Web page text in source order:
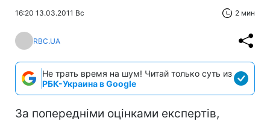
16:20 13.03.2011 Вс 2 мин
RBC.UA
Не трать время на шум! Читай только суть из
РБК-Украина в Google
За попередніми оцінками експертів,